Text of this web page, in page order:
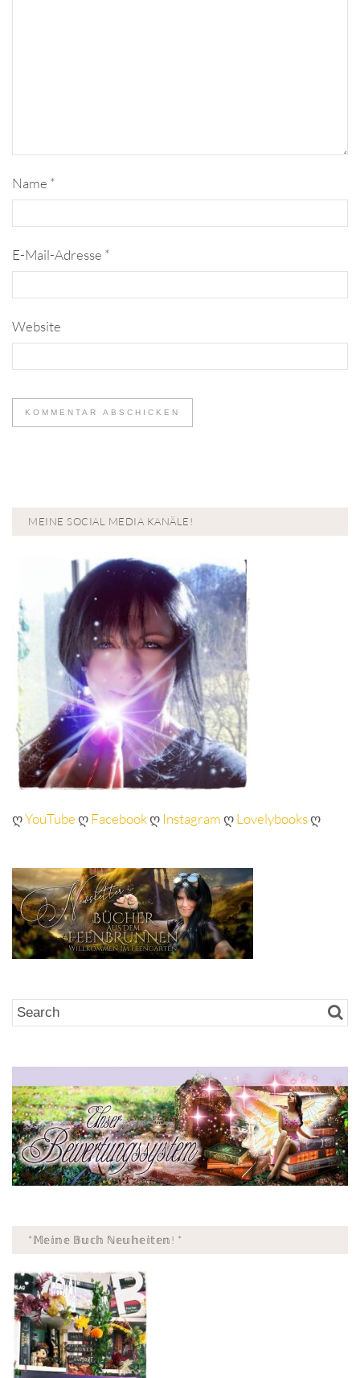
Name *
E-Mail-Adresse *
Website
MEINE SOCIAL MEDIA KANÄLE!
ღYouTubeღFacebookღ InstagramღLovelybooksღ
*𝕄𝕖𝕚𝕟𝕖 𝔹𝕦𝕔𝕙 ℕ𝕖𝕦𝕙𝕖𝕚𝕥𝕖𝕟! *